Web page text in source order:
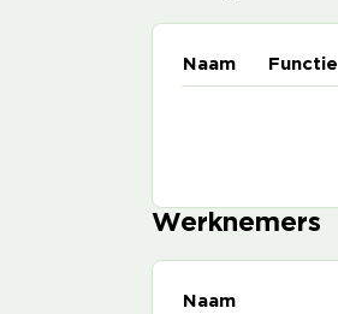
Naam Functie
Werknemers
Naam